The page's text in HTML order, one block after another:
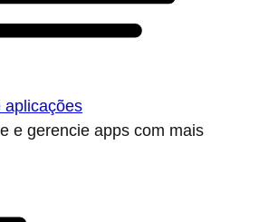
aplicações
e gerencie apps com mais